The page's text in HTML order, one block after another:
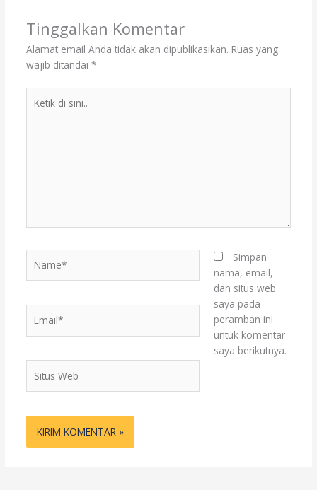
Tinggalkan Komentar
Alamat email Anda tidak akan dipublikasikan. Ruas yang
wajib ditandai *
Web
Simpan
nama, email,
dan situs web
saya pada
peramban ini
untuk komentar
saya berikutnya.